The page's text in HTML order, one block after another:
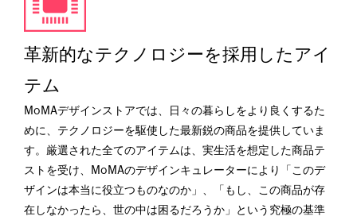
革新的なテクノロジーを採用したアイ
テム
MoMAデザインストアでは、日々の暮らしをより良くするた
めに、テクノロジーを駆使した最新鋭の商品を提供していま
す。厳選された全てのアイテムは、実生活を想定した商品テ
ストを受け、MoMAのデザインキュレーターにより「このデ
ザインは本当に役立つものなのか」、「もし、この商品が存
在しなかったら、世の中は困るだろうか」という究極の基準